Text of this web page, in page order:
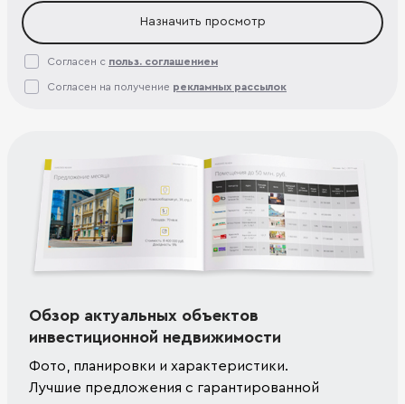
Назначить просмотр
Согласен с польз. соглашением
Согласен на получение рекламных рассылок
Обзор актуальных объектов
инвестиционной недвижимости
Фото, планировки и характеристики.
Лучшие предложения с гарантированной